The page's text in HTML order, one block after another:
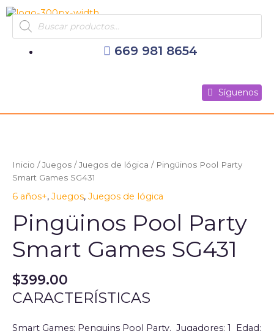
al
contenido
Products
search
669 981 8654
Síguenos
Inicio /Juegos /Juegos de lógica / Pingüinos Pool Party
Smart Games SG431
6 años+, Juegos, Juegos de lógica
Pingüinos Pool Party
Smart Games SG431
$399.00
CARACTERÍSTICAS
Smart Games: Penguins Pool Party. Jugadores: 1 Edad: